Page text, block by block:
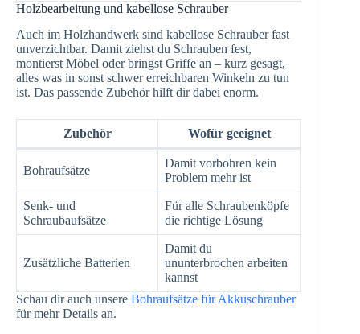
Holzbearbeitung und kabellose Schrauber
Auch im Holzhandwerk sind kabellose Schrauber fast
unverzichtbar. Damit ziehst du Schrauben fest,
montierst Möbel oder bringst Griffe an – kurz gesagt,
alles was in sonst schwer erreichbaren Winkeln zu tun
ist. Das passende Zubehör hilft dir dabei enorm.
Zubehör Wofür geeignet
Bohraufsätze
Damit vorbohren kein
Problem mehr ist
Senk- und
Schraubaufsätze
Für alle Schraubenköpfe
die richtige Lösung
Zusätzliche Batterien
Damit du
ununterbrochen arbeiten
kannst
Schau dir auch unsere Bohraufsätze für Akkuschrauber
für mehr Details an.